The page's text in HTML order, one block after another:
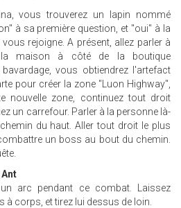
vous trouverez un lapin nommé
à sa première question, et "oui" à la
rejoigne. A présent, allez parler à
maison à côté de la boutique
vous obtiendrez l'artefact
pour créer la zone "Luon Highway",
nouvelle zone, continuez tout droit
un carrefour. Parler à la personne là-
du haut. Aller tout droit le plus
un boss au bout du chemin.
un arc pendant ce combat. Laissez
corps, et tirez lui dessus de loin.